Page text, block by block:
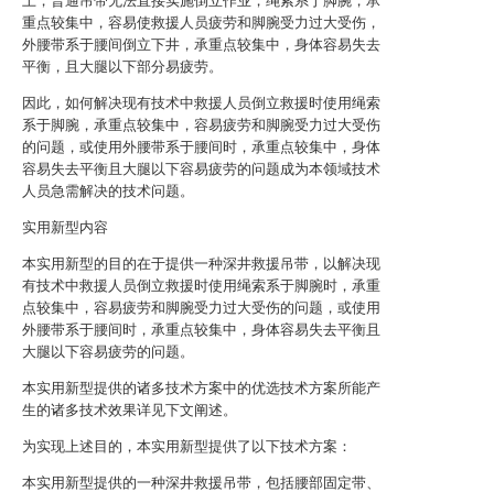
重点较集中，容易使救援人员疲劳和脚腕受力过大受伤，
外腰带系于腰间倒立下井，承重点较集中，身体容易失去
平衡，且大腿以下部分易疲劳。
因此，如何解决现有技术中救援人员倒立救援时使用绳索
系于脚腕，承重点较集中，容易疲劳和脚腕受力过大受伤
的问题，或使用外腰带系于腰间时，承重点较集中，身体
容易失去平衡且大腿以下容易疲劳的问题成为本领域技术
人员急需解决的技术问题。
实用新型内容
本实用新型的目的在于提供一种深井救援吊带，以解决现
有技术中救援人员倒立救援时使用绳索系于脚腕时，承重
点较集中，容易疲劳和脚腕受力过大受伤的问题，或使用
外腰带系于腰间时，承重点较集中，身体容易失去平衡且
大腿以下容易疲劳的问题。
本实用新型提供的诸多技术方案中的优选技术方案所能产
生的诸多技术效果详见下文阐述。
为实现上述目的，本实用新型提供了以下技术方案：
本实用新型提供的一种深井救援吊带，包括腰部固定带、